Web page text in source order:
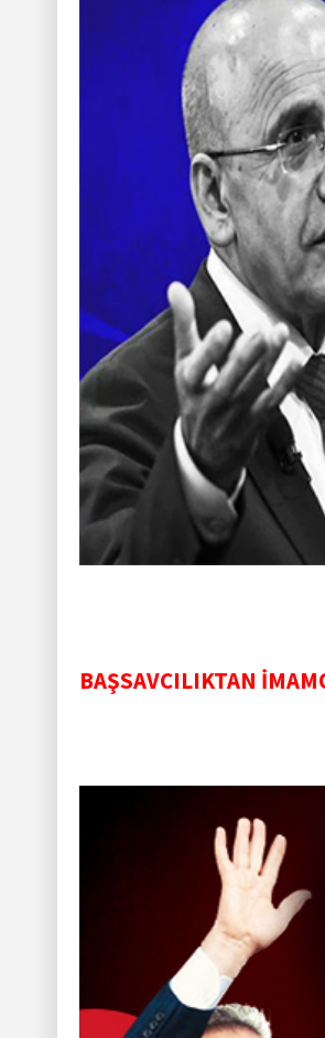
BAŞSAVCILIKTAN